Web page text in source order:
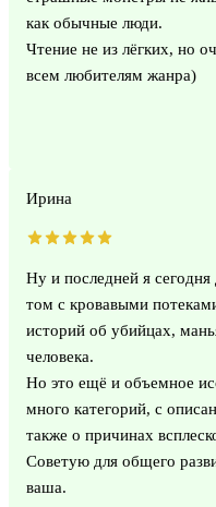
как обычные люди.
Чтение не из лёгких, но
всем любителям жанра)
Ирина
Ну и последней я
том с кровавыми
историй об убийцах,
человека.
Но это ещё и объемное
много категорий, с
также о причинах
Советую для общего
ваша.